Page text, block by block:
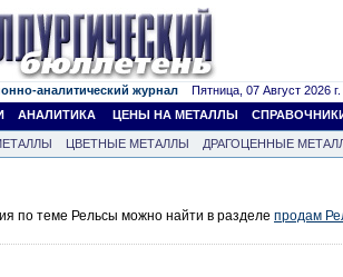
аналитический журнал Пятница, 07 Август 2026 г.
АНАЛИТИКА ЦЕНЫ НА МЕТАЛЛЫ
ЦВЕТНЫЕ МЕТАЛЛЫ
ДРАГОЦЕННЫЕ
по теме Рельсы можно найти в разделе продам